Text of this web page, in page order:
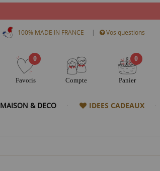
100% MADE IN FRANCE | Vos questions
0
Favoris Compte
0
Panier
MAISON & DECO IDEES CADEAUX